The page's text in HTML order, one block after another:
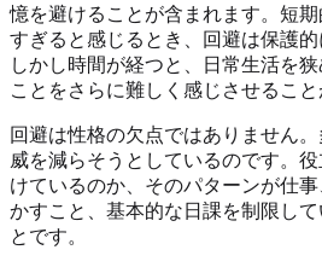
憶を避けることが含まれます。短
すぎると感じるとき、回避は保護的
しかし時間が経つと、日常生活を
ことをさらに難しく感じさせること
回避は性格の欠点ではありません
威を減らそうとしているのです。
けているのか、そのパターンが仕
かすこと、基本的な日課を制限し
とです。